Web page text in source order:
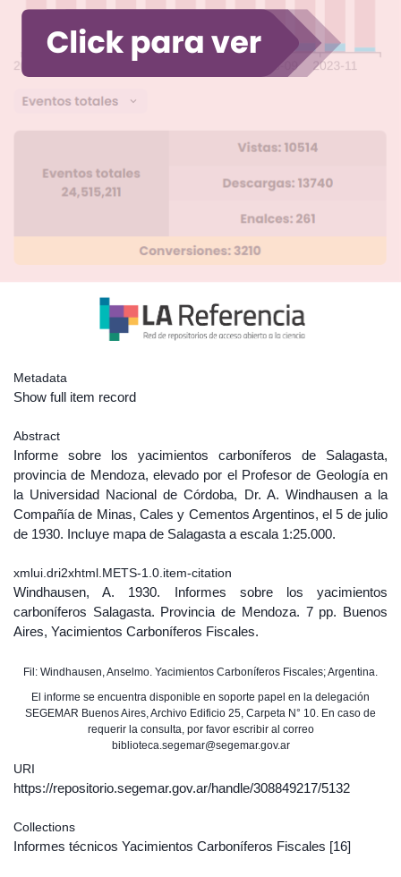
Metadata
Show full item record
Abstract
Informe sobre los yacimientos carboníferos de Salagasta,
provincia de Mendoza, elevado por el Profesor de Geología en
la Universidad Nacional de Córdoba, Dr. A. Windhausen a la
Compañía de Minas, Cales y Cementos Argentinos, el 5 de julio
de 1930. Incluye mapa de Salagasta a escala 1:25.000.
xmlui.dri2xhtml.METS-1.0.item-citation
Windhausen, A. 1930. Informes sobre los yacimientos
carboníferos Salagasta. Provincia de Mendoza. 7 pp. Buenos
Aires, Yacimientos Carboníferos Fiscales.
Fil: Windhausen, Anselmo. Yacimientos Carboníferos Fiscales; Argentina.
El informe se encuentra disponible en soporte papel en la delegación
SEGEMAR Buenos Aires, Archivo Edificio 25, Carpeta N° 10. En caso de
requerir la consulta, por favor escribir al correo
biblioteca.segemar@segemar.gov.ar
URI
https://repositorio.segemar.gov.ar/handle/308849217/5132
Collections
Informes técnicos Yacimientos Carboníferos Fiscales [16]